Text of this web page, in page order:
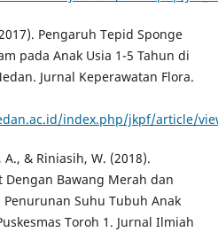
Pengaruh Tepid Sponge
pada Anak Usia 1-5 Tahun di
Jurnal Keperawatan Flora.
index.php/jkpf/article/
& Riniasih, W. (2018).
Dengan Bawang Merah dan
Suhu Tubuh Anak
Toroh 1. Jurnal Ilmiah